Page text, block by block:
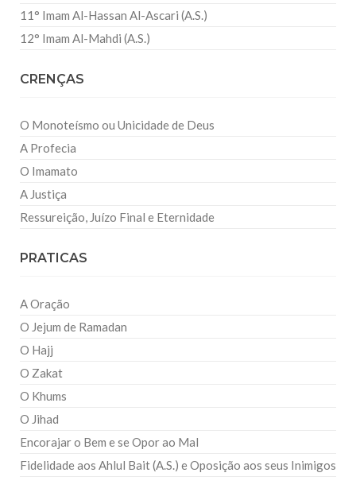
11° Imam Al-Hassan Al-Ascari (A.S.)
12° Imam Al-Mahdi (A.S.)
CRENÇAS
O Monoteísmo ou Unicidade de Deus
A Profecia
O Imamato
A Justiça
Ressureição, Juízo Final e Eternidade
PRATICAS
A Oração
O Jejum de Ramadan
O Hajj
O Zakat
O Khums
O Jihad
Encorajar o Bem e se Opor ao Mal
Fidelidade aos Ahlul Bait (A.S.) e Oposição aos seus Inimigos